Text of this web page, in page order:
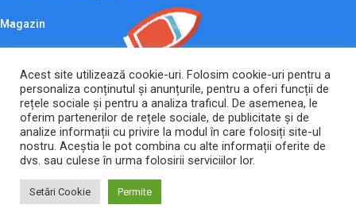
Magazin
2026 Toate drepturile rezervate. ANPC |SOL
Ingeniously developed and sustained byEdy Creative.ro
Acest site utilizează cookie-uri. Folosim cookie-uri pentru a
personaliza conținutul și anunțurile, pentru a oferi funcții de
rețele sociale și pentru a analiza traficul. De asemenea, le
oferim partenerilor de rețele sociale, de publicitate și de
analize informații cu privire la modul în care folosiți site-ul
nostru. Aceștia le pot combina cu alte informații oferite de
dvs. sau culese în urma folosirii serviciilor lor.
Setări Cookie Permite